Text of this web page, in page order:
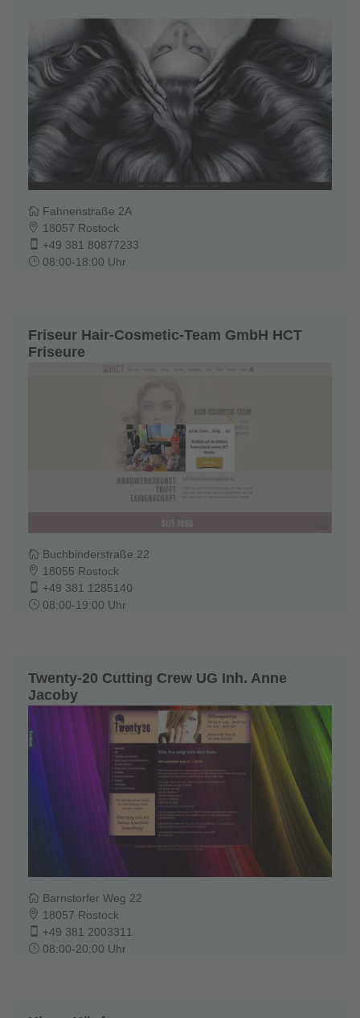
Fahnenstraße 2A
18057 Rostock
+49 381 80877233
08:00-18:00 Uhr
Friseur Hair-Cosmetic-Team GmbH HCT
Friseure
Buchbinderstraße 22
18055 Rostock
+49 381 1285140
08:00-19:00 Uhr
Twenty-20 Cutting Crew UG Inh. Anne
Jacoby
Barnstorfer Weg 22
18057 Rostock
+49 381 2003311
08:00-20:00 Uhr